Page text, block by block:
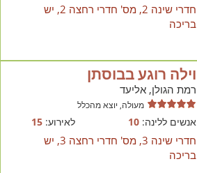
חדרי שינה 2, מס' חדרי רחצה 2, יש
בריכה
וילה רוגע בבוסתן
רמת הגולן, אליעד
מעולה, יוצא מהכלל
אנשים ללינה:10 לאירוע:15
חדרי שינה 3, מס' חדרי רחצה 3, יש
בריכה